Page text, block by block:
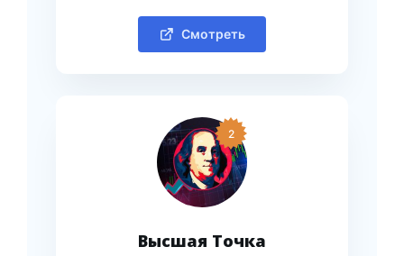
Смотреть
2
Высшая Точка